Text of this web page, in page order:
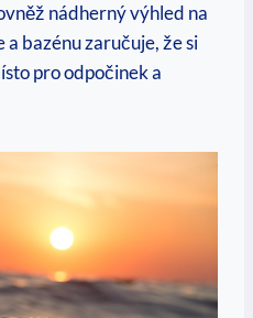
nádherný výhled na
a bazénu zaručuje, že si
pro odpočinek a